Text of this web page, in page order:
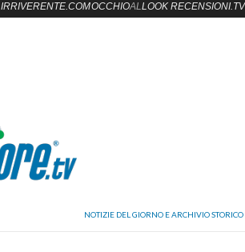
IRRIVERENTE.COMOCCHIOALLOOK RECENSIONI.TV